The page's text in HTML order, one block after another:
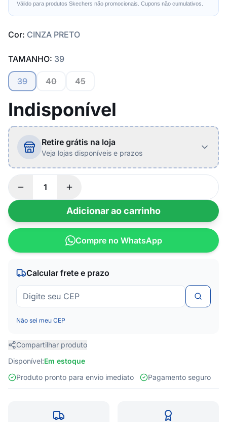
Válido para produtos Skechers não promocionais. Cupons não cumulativos.
Cor: CINZA PRETO
TAMANHO: 39
39 40 45
Indisponível
Retire grátis na loja
Veja lojas disponíveis e prazos
Adicionar ao carrinho
Compre no WhatsApp
Calcular frete e prazo
Não sei meu CEP
Compartilhar produto
Disponível:Em estoque
Produto pronto para envio imediato
Pagamento seguro